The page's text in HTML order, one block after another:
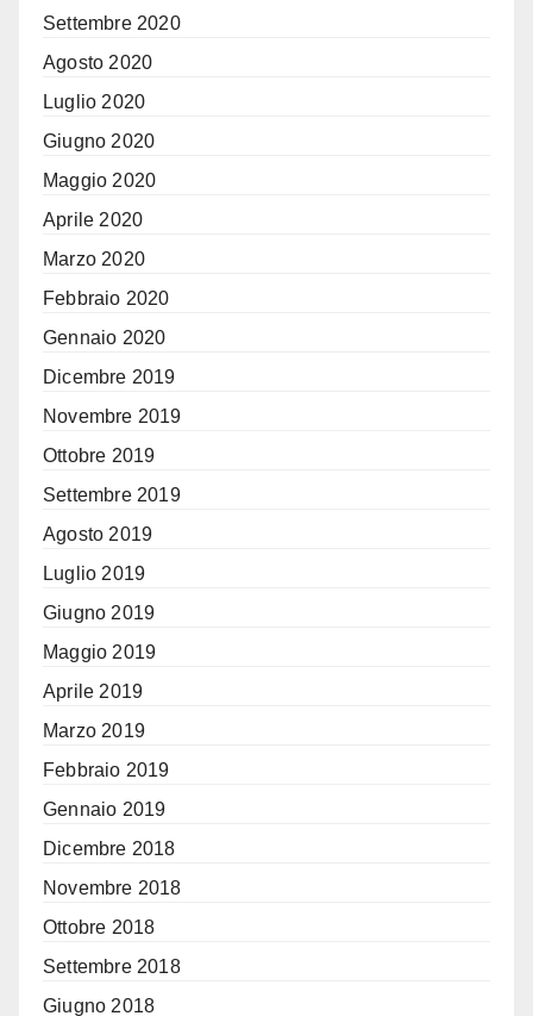
Settembre 2020
Agosto 2020
Luglio 2020
Giugno 2020
Maggio 2020
Aprile 2020
Marzo 2020
Febbraio 2020
Gennaio 2020
Dicembre 2019
Novembre 2019
Ottobre 2019
Settembre 2019
Agosto 2019
Luglio 2019
Giugno 2019
Maggio 2019
Aprile 2019
Marzo 2019
Febbraio 2019
Gennaio 2019
Dicembre 2018
Novembre 2018
Ottobre 2018
Settembre 2018
Giugno 2018